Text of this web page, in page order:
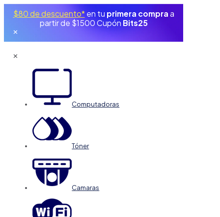
$80 de descuento*en tu primera compra a
partir de $1500 Cupón Bits25
✕
✕
Computadoras
Tóner
Camaras